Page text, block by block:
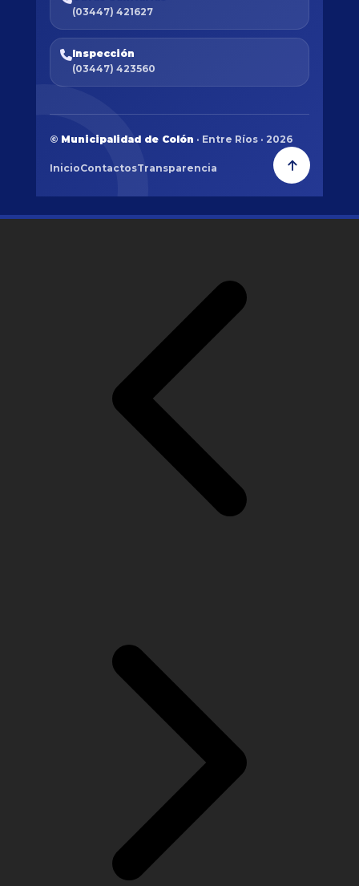
(03447) 421627
Inspección
(03447) 423560
© Municipalidad de Colón · Entre Ríos · 2026
InicioContactosTransparencia